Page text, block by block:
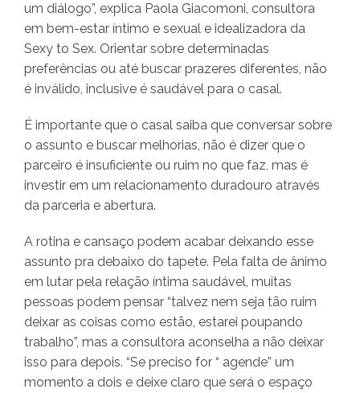
um diálogo”, explica Paola Giacomoni, consultora
em bem-estar íntimo e sexual e idealizadora da
Sexy to Sex. Orientar sobre determinadas
preferências ou até buscar prazeres diferentes, não
é inválido, inclusive é saudável para o casal.
É importante que o casal saiba que conversar sobre
o assunto e buscar melhorias, não é dizer que o
parceiro é insuficiente ou ruim no que faz, mas é
investir em um relacionamento duradouro através
da parceria e abertura.
A rotina e cansaço podem acabar deixando esse
assunto pra debaixo do tapete. Pela falta de ânimo
em lutar pela relação íntima saudável, muitas
pessoas podem pensar “talvez nem seja tão ruim
deixar as coisas como estão, estarei poupando
trabalho”, mas a consultora aconselha a não deixar
isso para depois. “Se preciso for “ agende” um
momento a dois e deixe claro que será o espaço